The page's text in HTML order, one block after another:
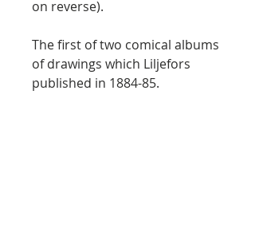
on reverse).
The first of two comical albums
of drawings which Liljefors
published in 1884-85.